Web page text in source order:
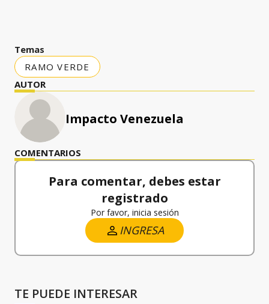
Temas
RAMO VERDE
AUTOR
Impacto Venezuela
COMENTARIOS
Para comentar, debes estar
registrado
Por favor, inicia sesión
INGRESA
TE PUEDE INTERESAR